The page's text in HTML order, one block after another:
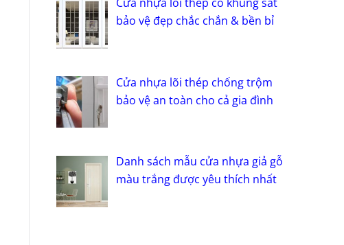
bảo vệ đẹp chắc chắn & bền bỉ
Cửa nhựa lõi thép chống trộm
bảo vệ an toàn cho cả gia đình
Danh sách mẫu cửa nhựa giả gỗ
màu trắng được yêu thích nhất